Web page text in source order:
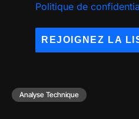
Politique de
Analyse Technique